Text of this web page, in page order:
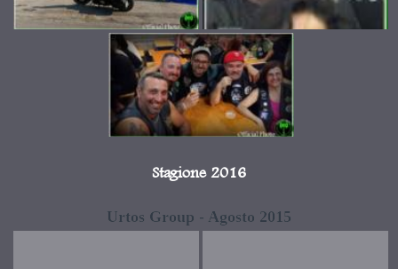
Stagione 2016
Urtos Group - Agosto 2015